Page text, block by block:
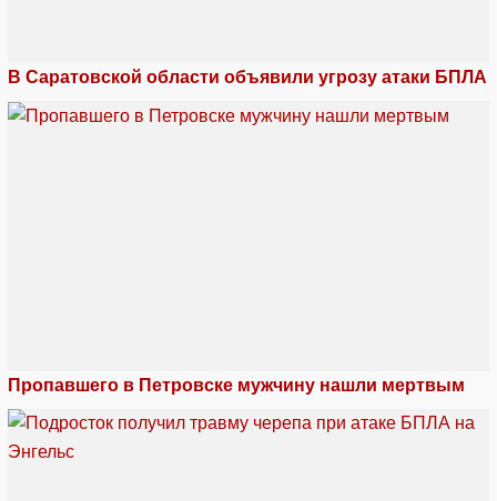
В Саратовской области объявили угрозу атаки БПЛА
Пропавшего в Петровске мужчину нашли мертвым